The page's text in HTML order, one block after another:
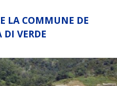
LA COMMUNE DE
DI VERDE